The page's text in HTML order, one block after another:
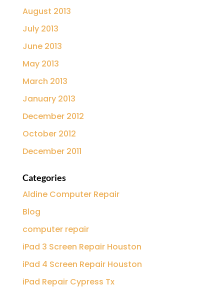
August 2013
July 2013
June 2013
May 2013
March 2013
January 2013
December 2012
October 2012
December 2011
Categories
Aldine Computer Repair
Blog
computer repair
iPad 3 Screen Repair Houston
iPad 4 Screen Repair Houston
iPad Repair Cypress Tx